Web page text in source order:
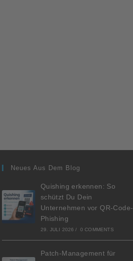
Neues Aus Dem Blog
Quishing erkennen: So
schützt Du Dein
Unternehmen vor QR-Code-
Phishing
29. JULI 2026 / 0 COMMENTS
Patch-Management für